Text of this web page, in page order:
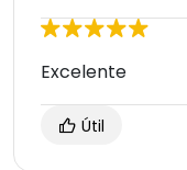
Excelente
Útil